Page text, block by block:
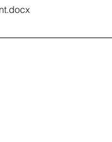
de société
.docx